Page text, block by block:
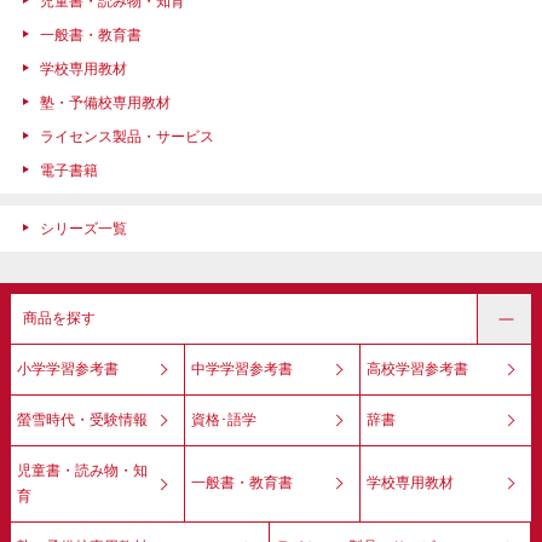
一般書・教育書
学校専用教材
塾・予備校専用教材
ライセンス製品・サービス
電子書籍
シリーズ一覧
商品を探す
小学学習参考書 中学学習参考書 高校学習参考書
螢雪時代・受験情報 資格･語学 辞書
児童書・読み物・知
育
一般書・教育書 学校専用教材